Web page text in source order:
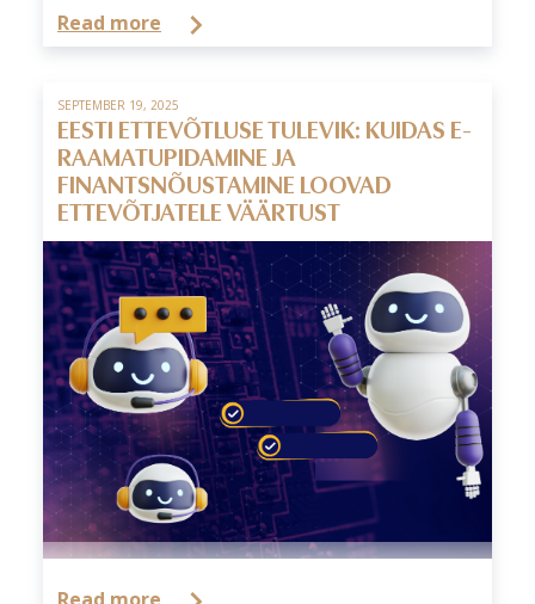
Read more
SEPTEMBER 19, 2025
EESTI ETTEVÕTLUSE TULEVIK: KUIDAS E-
RAAMATUPIDAMINE JA
FINANTSNÕUSTAMINE LOOVAD
ETTEVÕTJATELE VÄÄRTUST